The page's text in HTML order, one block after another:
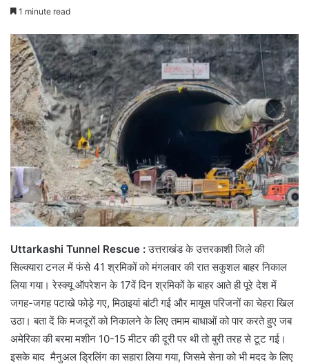
1 minute read
Uttarkashi Tunnel Rescue :उत्तराखंड के उत्तरकाशी जिले की
सिल्क्यारा टनल में फंसे 41 श्रमिकों को मंगलवार की रात सकुशल बाहर निकाल
लिया गया। रेस्क्यू ऑपरेशन के 17वें दिन श्रमिकों के बाहर आते ही पूरे देश में
जगह-जगह पटाखे फोड़े गए, मिठाइयां बांटी गई और मायूस परिजनों का चेहरा खिल
उठा। बता दें कि मजदूरों को निकालने के लिए तमाम बाधाओं को पार करते हुए जब
अमेरिका की बरमा मशीन 10-15 मीटर की दूरी पर थी तो बुरी तरह से टूट गई।
इसके बाद मैनुअल ड्रिलिंग का सहारा लिया गया, जिसमे सेना को भी मदद के लिए